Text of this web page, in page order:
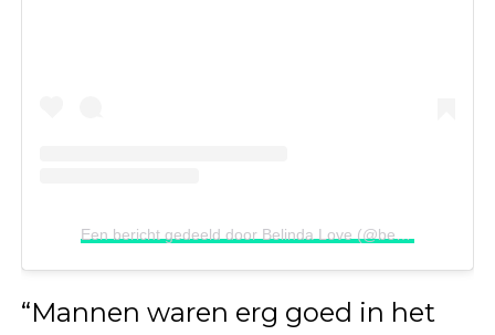
“Mannen waren erg goed in het